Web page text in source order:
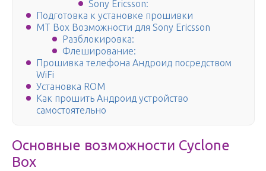
Sony Ericsson:
Подготовка к установке прошивки
MT Box Возможности для Sony Ericsson
Разблокировка:
Флеширование:
Прошивка телефона Андроид посредством
WiFi
Установка ROM
Как прошить Андроид устройство
самостоятельно
Основные возможности Cyclone
Box